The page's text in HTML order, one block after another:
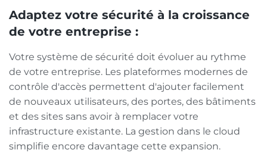
Adaptez votre sécurité à la croissance
de votre entreprise :
Votre système de sécurité doit évoluer au rythme
de votre entreprise. Les plateformes modernes de
contrôle d'accès permettent d'ajouter facilement
de nouveaux utilisateurs, des portes, des bâtiments
et des sites sans avoir à remplacer votre
infrastructure existante. La gestion dans le cloud
simplifie encore davantage cette expansion.